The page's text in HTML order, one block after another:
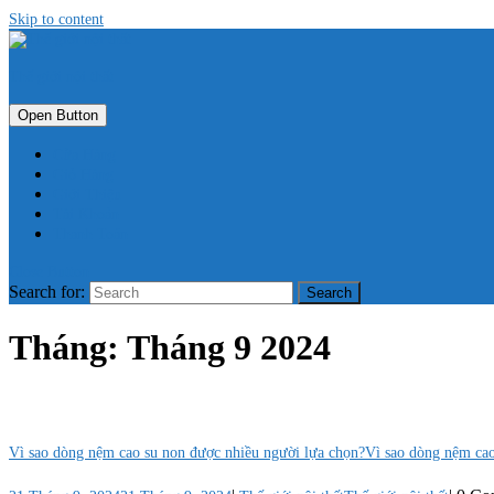
Skip to content
Open Button
Search for:
Tháng: Tháng 9 2024
Vì sao dòng nệm cao su non được nhiều người lựa chọn?Vì sao dòng nệm